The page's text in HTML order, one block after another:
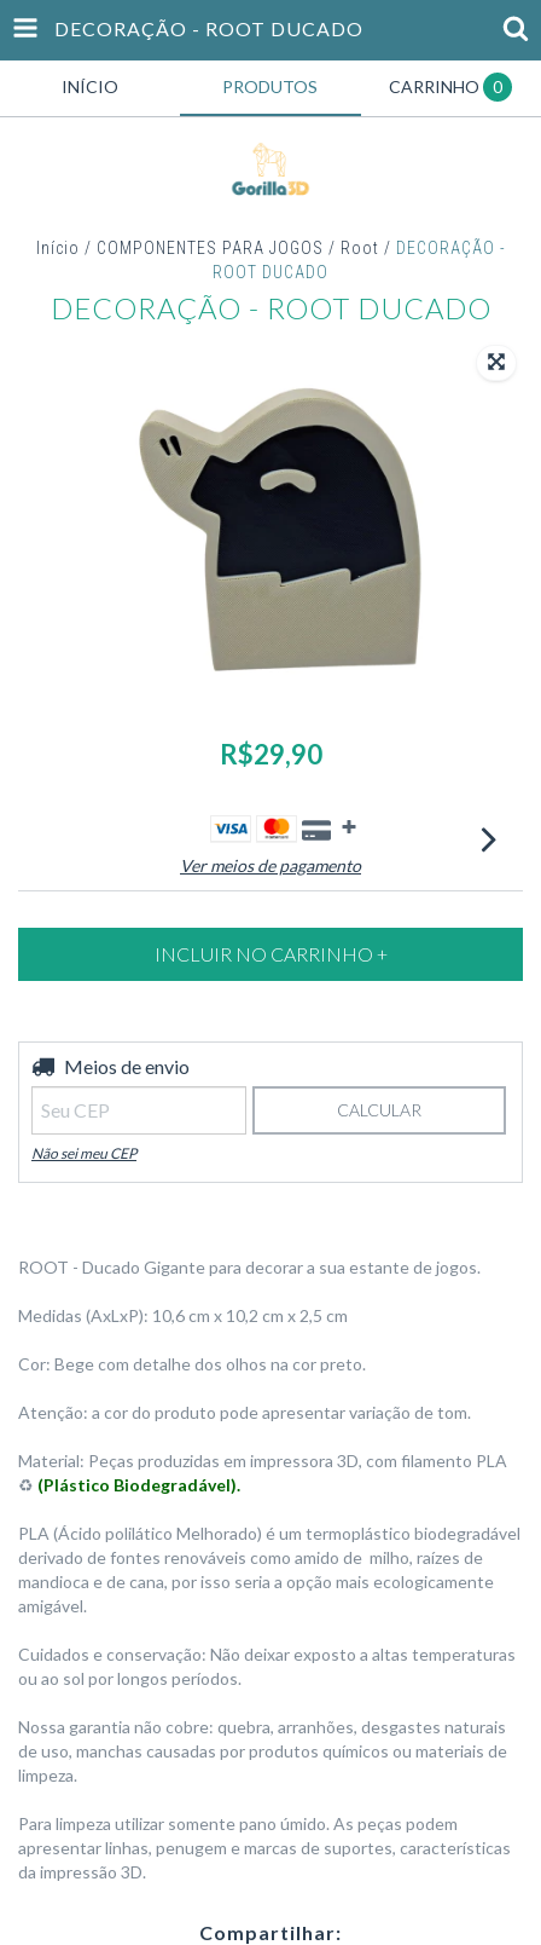
DECORAÇÃO - ROOT DUCADO
INÍCIO PRODUTOS CARRINHO 0
Início / COMPONENTES PARA JOGOS / Root / DECORAÇÃO -
ROOT DUCADO
DECORAÇÃO - ROOT DUCADO
R$29,90
Ver meios de pagamento
Entregas para o CEP:
Meios de envio
CALCULAR
Não sei meu CEP
ROOT - Ducado Gigante para decorar a sua estante de jogos.
Medidas (AxLxP): 10,6 cm x 10,2 cm x 2,5 cm
Cor: Bege com detalhe dos olhos na cor preto.
Atenção: a cor do produto pode apresentar variação de tom.
Material: Peças produzidas em impressora 3D, com filamento PLA
♻️ (Plástico Biodegradável).
PLA (Ácido polilático Melhorado) é um termoplástico biodegradável
derivado de fontes renováveis como amido de milho, raízes de
mandioca e de cana, por isso seria a opção mais ecologicamente
amigável.
Cuidados e conservação: Não deixar exposto a altas temperaturas
ou ao sol por longos períodos.
Nossa garantia não cobre: quebra, arranhões, desgastes naturais
de uso, manchas causadas por produtos químicos ou materiais de
limpeza.
Para limpeza utilizar somente pano úmido. As peças podem
apresentar linhas, penugem e marcas de suportes, características
da impressão 3D.
Compartilhar: